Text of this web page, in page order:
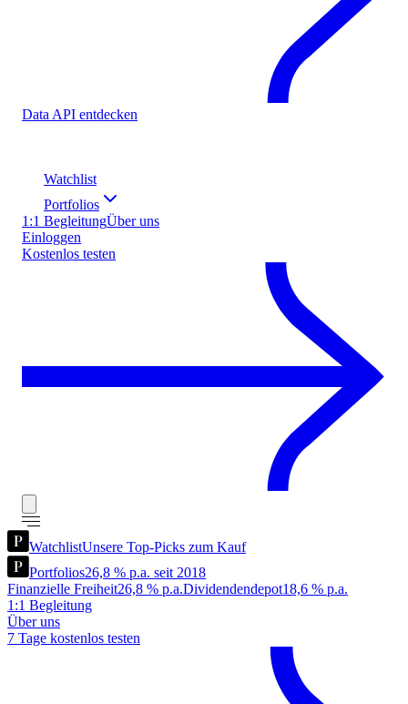
Data API entdecken
Watchlist
Portfolios
1:1 BegleitungÜber uns
Einloggen
Kostenlos testen
WatchlistUnsere Top-Picks zum Kauf
Portfolios26,8 % p.a. seit 2018
Finanzielle Freiheit26,8 % p.a.Dividendendepot18,6 % p.a.
1:1 Begleitung
Über uns
7 Tage kostenlos testen